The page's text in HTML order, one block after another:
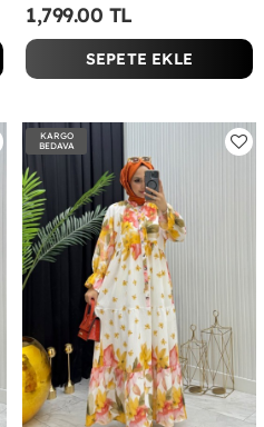
1,799.00 TL
SEPETE EKLE
KARGO
BEDAVA